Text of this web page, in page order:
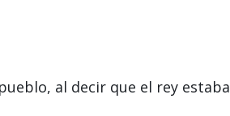
al decir que el rey estaba